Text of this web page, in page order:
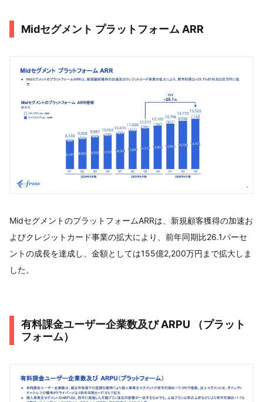
Midセグメント プラットフォーム ARR
MidセグメントのプラットフォームARRは、新規顧客獲得の加速お
よびクレジットカード事業の拡大により、前年同期比26.1パーセ
ントの成長を達成し、金額としては155億2,200万円まで拡大しま
した。
有料課金ユーザー企業数及び ARPU （プラット
フォーム）